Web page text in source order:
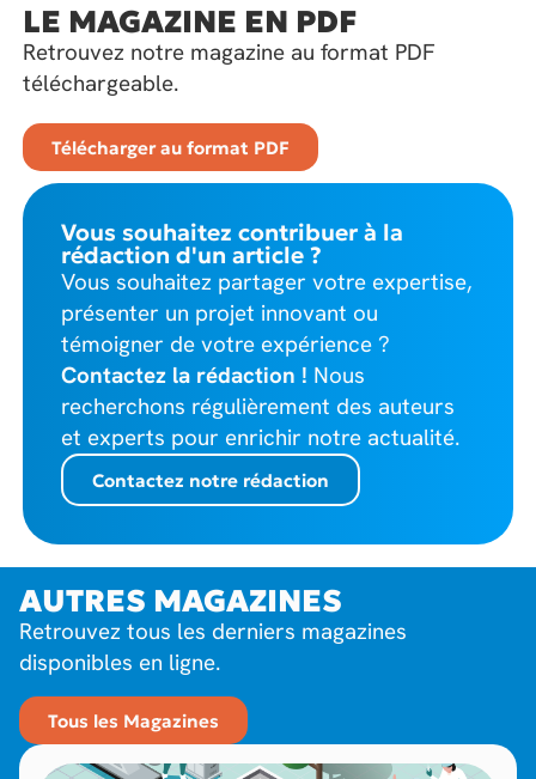
LE MAGAZINE EN PDF
Retrouvez notre magazine au format PDF
téléchargeable.
Télécharger au format PDF
Vous souhaitez contribuer à la
rédaction d'un article ?
Vous souhaitez partager votre expertise,
présenter un projet innovant ou
témoigner de votre expérience ?
Contactez la rédaction ! Nous
recherchons régulièrement des auteurs
et experts pour enrichir notre actualité.
Contactez notre rédaction
AUTRES MAGAZINES
Retrouvez tous les derniers magazines
disponibles en ligne.
Tous les Magazines